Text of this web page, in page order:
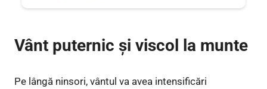
Vânt puternic și viscol la munte
Pe lângă ninsori, vântul va avea intensificări